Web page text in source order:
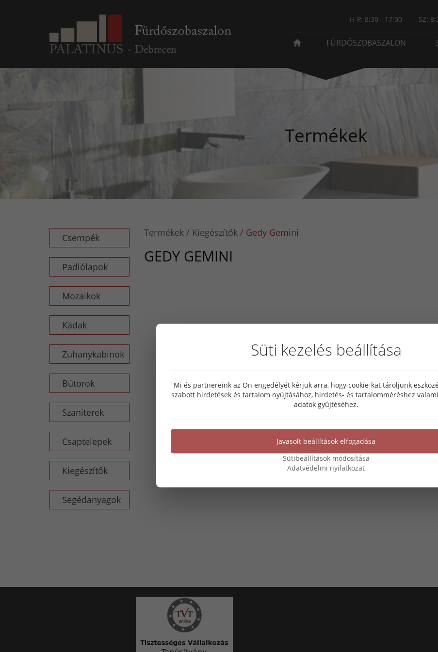
H-P: 8:30 - 17:00 SZ:
FÜRDŐSZOBASZALON
Termékek
Csempék
Padlólapok
Mozaikok
Kádak
Zuhanykabinok
Bútorok
Szaniterek
Csaptelepek
Kiegészítők
Segédanyagok
Termékek Kiegészítők Gedy Gemini
GEDY GEMINI
Süti kezelés beállítása
Mi és partnereink az Ön engedélyét kérjük arra, hogy cookie-kat tároljunk
szabott hirdetések és tartalom nyújtásához, hirdetés- és tartalomméréshez
adatok gyűjtéséhez.
Javasolt beállítások elfogadása
Sütibeállítások módosítása
Adatvédelmi nyilatkozat